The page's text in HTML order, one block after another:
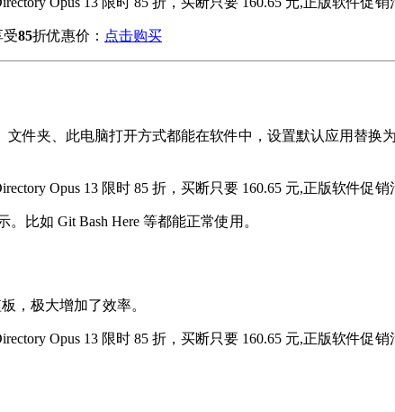
受85折优惠价： 点击购买
文件夹、此电脑打开方式都能在软件中，设置默认应用替换
。比如 Git Bash Here 等都能正常使用。
，极大增加了效率。